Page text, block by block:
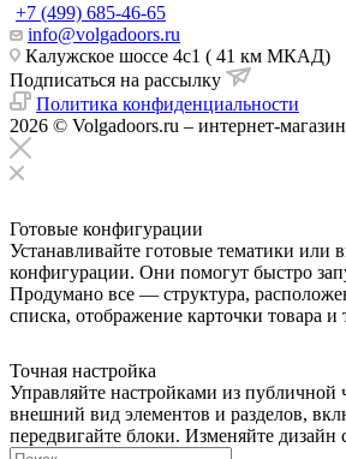
+7 (499) 685-46-65
info@volgadoors.ru
Калужское шоссе 4с1 ( 41 км МКАД)
Подписаться на рассылку
Политика конфиденциальности
2026 © Volgadoors.ru – интернет-
Готовые конфигурации
Устанавливайте готовые тематики или
конфигурации. Они помогут быстро
Продумано все — структура,
списка, отображение карточки товара и
Точная настройка
Управляйте настройками из публичной
внешний вид элементов и разделов,
передвигайте блоки. Изменяйте дизайн